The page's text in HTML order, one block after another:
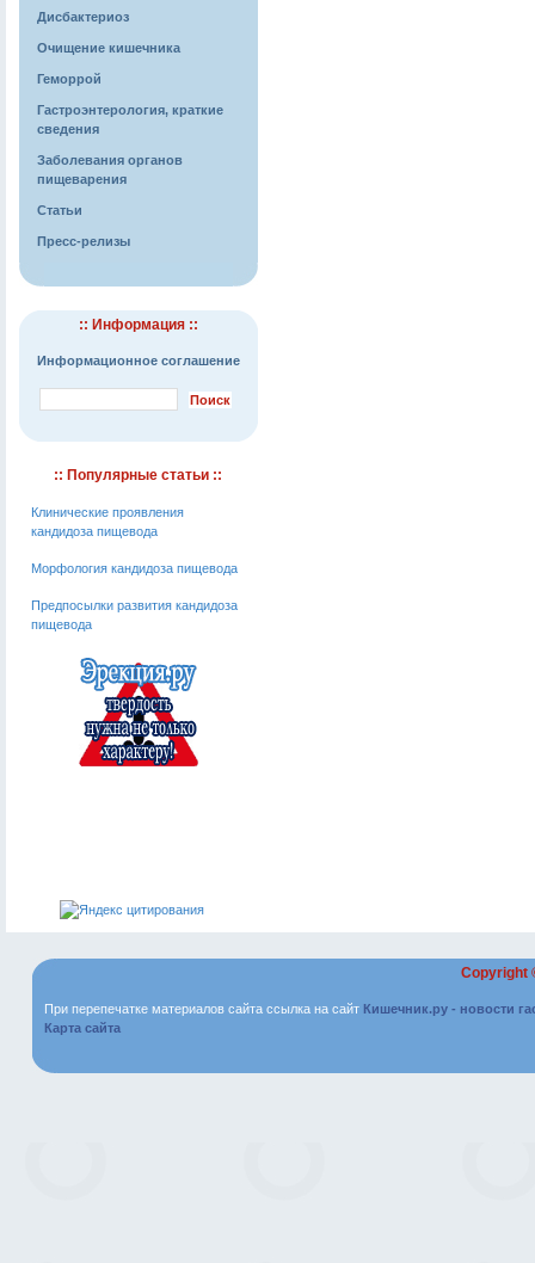
Дисбактериоз
Очищение кишечника
Геморрой
Гастроэнтерология, краткие
сведения
Заболевания органов
пищеварения
Статьи
Пресс-релизы
:: Информация ::
Информационное соглашение
:: Популярные статьи ::
Клинические проявления
кандидоза пищевода
Морфология кандидоза пищевода
Предпосылки развития кандидоза
пищевода
Copyright
При перепечатке материалов сайта ссылка на сайт Кишечник.ру - новости
Карта сайта